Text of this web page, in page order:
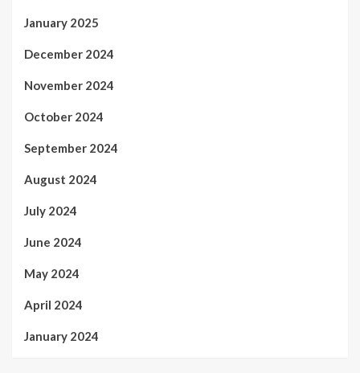
January 2025
December 2024
November 2024
October 2024
September 2024
August 2024
July 2024
June 2024
May 2024
April 2024
January 2024